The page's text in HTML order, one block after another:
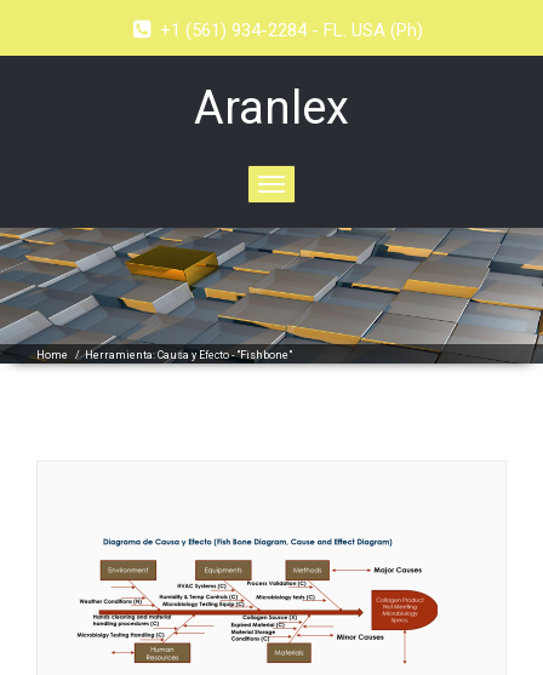
+1 (561) 934-2284 - FL. USA (Ph)
Aranlex
Toggle
navigation
Home /Herramienta: Causa y Efecto - "Fishbone"